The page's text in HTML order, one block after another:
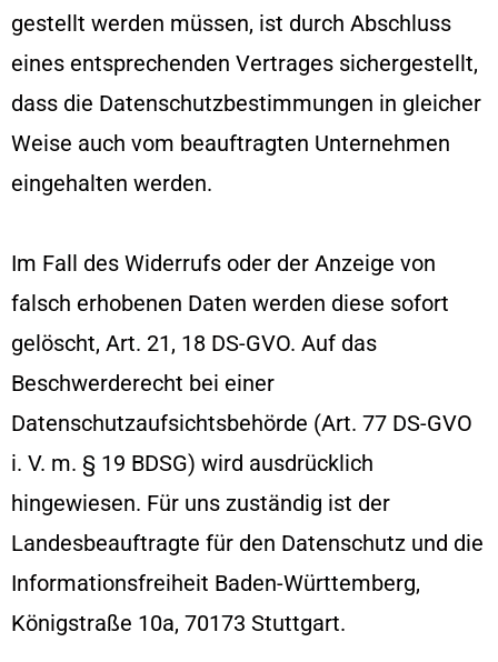
gestellt werden müssen, ist durch Abschluss
eines entsprechenden Vertrages sichergestellt,
dass die Datenschutzbestimmungen in gleicher
Weise auch vom beauftragten Unternehmen
eingehalten werden.
Im Fall des Widerrufs oder der Anzeige von
falsch erhobenen Daten werden diese sofort
gelöscht, Art. 21, 18 DS-GVO. Auf das
Beschwerderecht bei einer
Datenschutzaufsichtsbehörde (Art. 77 DS-GVO
i. V. m. § 19 BDSG) wird ausdrücklich
hingewiesen. Für uns zuständig ist der
Landesbeauftragte für den Datenschutz und die
Informationsfreiheit Baden-Württemberg,
Königstraße 10a, 70173 Stuttgart.